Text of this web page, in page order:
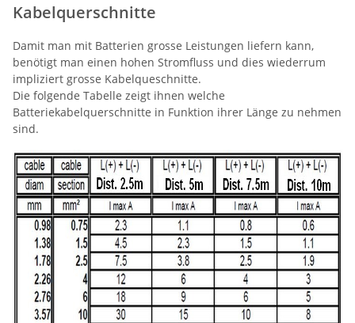
Kabelquerschnitte
Damit man mit Batterien grosse Leistungen liefern kann,
benötigt man einen hohen Stromfluss und dies wiederrum
impliziert grosse Kabelqueschnitte.
Die folgende Tabelle zeigt ihnen welche
Batteriekabelquerschnitte in Funktion ihrer Länge zu nehmen
sind.